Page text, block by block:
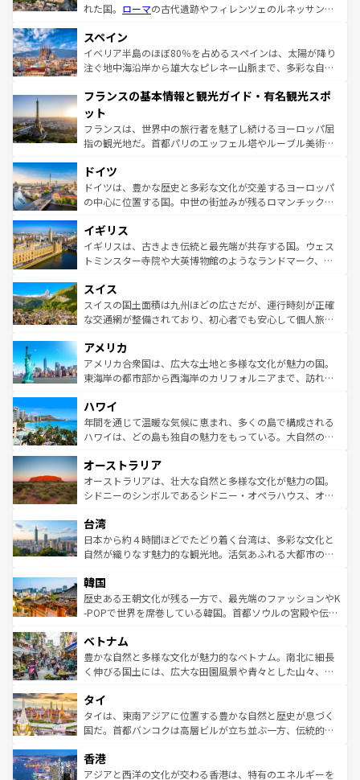
れた国。 ローマの古代遺跡やフィレンツェのルネッサンス
ろん、トスカーナの美しい田園風景やアマルフィ海岸の絶
景など、自然景観も見逃せない。観光の合間には、本場の
ピザやパスタなど、絶品のイタリア料理を堪能することも
ませてくれるイタリアで、忘れられない旅をしてみよう！
なお、新着のイタリア情報は
しい。
スペイン
イベリア半島のほぼ80％を占めるスペインは、太陽が降り
注ぐ地中海沿岸から雄大なピレネー山脈まで、多彩な自然
文化が根付くこの国では、情熱的なフラメンコ、熱気あふ
れる闘牛、そして美味しいタパスが生活の一部となってい
る。首都マドリードの洗練された雰囲気や、バルセロナの
アートに溢れた街角から、地方では古代ローマ遺跡や中世
せる。地方によって風土や気候が異なるスペインはその個
性で訪れる人を魅了する。 なお、新着のスペイン情報は コ
ンテンツ一覧を参照してほしい。
フランスの基本情報と観光ガイド・有名観光スポ
ット
フランスは、世界中の旅行者を魅了し続けるヨーロッパ屈
指の観光地だ。首都パリのエッフェル塔やルーブル美術館
で、幅広い魅力が詰まっている。華麗な宮殿、歴史的な大
聖堂、美しいビーチ、そして豊かな自然が、訪れる者を心
から魅了する。また、フランスは美食の国としても知ら
いる。シャンパンの発祥地であるランス、プロヴァンスの
香り高いラベンダー畑など、多彩な楽しみ方が可能だ。さ
らに、パリ以外の地域にも魅力が溢れており、どの街角に
れる地方に足を運ぶとそれぞれで全く異なる文化を体験で
きるだろう。 なお、新着のフランス情報はコンテンツ一覧
を参照してほしい。
ドイツ
ドイツは、豊かな歴史と多彩な文化が交差するヨーロッパ
の中心に位置する国。中世の街並みが残るロマンチック街
顔を持つこの国は、どこを歩いても飽きることがない。ベ
ルリンの文化的活気、バイエルン州のアルプスの絶景、そ
してライン川沿いのワイン畑といった風景は必見。ビール
は、お酒好きな人にはぜひ体験してほしい。 なお、新着の
ドイツ情報はコンテンツ一覧を参照してほしい。
イギリス
イギリスは、古きよき伝統と最先端が共存する国。ウェス
トミンスター寺院や大英博物館のようなランドマーク、歴
リアごとに異なる魅力がある。また、優雅なアフタヌーン
ティー、ビール好きにはたまらない英国パブ、サッカー観
戦など、本場だからこそできる体験も豊富。イギリスを旅
ンツ一覧を参照してほしい。
スイス
スイスの国土面積は九州ほどの広さだが、運行時刻が正確
な交通網が整備されており、初心者でも安心して個人旅行
の建物がそのまま残る町や、スイスならではのユニークな
博物館もあり、アルプス観光だけでなく町歩きも満喫する
ことができる。国民の所得が高いため物価も高いが、旅行
ば市内交通費無料で観光を楽しむこともできる。 なお、新
着のスイス情報はコンテンツ一覧 を参照してほしい。
アメリカ
アメリカ合衆国は、広大な土地と多様な文化が魅力の国。
東海岸の都市部から西海岸のカリフォルニアまで、訪れる
のような巨大都市は、観光、ショッピング、エンターテイ
ンメントが詰まった刺激的なスポットだ。一方、アメリカ
西部には大自然が広がり、グランドキャニオンやイエロー
部のニューオーリンズでは、音楽と美食が融合した独特の
文化が魅力。旅行者はアメリカの各地域で異なる魅力を楽
しみながら、その多様性と豊かな歴史を感じることができ
ならではの贅沢な旅のスタイルだ。 なお、新着のアメリカ
情報はコンテンツ一覧を参照してほしい。
ハワイ
年間を通じて温暖な気候に恵まれ、多くの島で構成される
ハワイは、どの島も独自の魅力をもっている。大自然の神
ワイ島は見逃せない。また、定番の観光地といえばオアフ
島だが、静かな自然を求めるならマウイ島やカウアイ島が
おすすめ。エメラルドグリーンに輝く海をはじめ、豊かな
れるおもてなしの心で訪れる人々を迎えてくれるハワイの
人々、おいしいローカルフードやハワイアンミュージッ
ク、伝統的なフラダンスなど、すべてがハワイの魅力を彩
ワイを、存分に味わってほしい。 なお、新着のハワイ情報
はコンテンツ一覧を参照してほしい。
オーストラリア
オーストラリアは、壮大な自然と多様な文化が魅力の国。
シドニーのシンボルであるシドニー・オペラハウス、オー
リアリーフや大陸中央部にそびえるウルル（エアーズロッ
ク）、タスマニアの美しい原生林やケアンズの熱帯雨林な
ど、見どころがたくさん。また、カフェやワイン、オージ
いる。アクティビティも充実しており、サーフィンやダイ
ビング、ハイキングなど、アウトドア好きにはたまらな
い。オーストラリアの多彩な魅力を存分に味わいつくそ
参照してほしい。
台湾
日本から約４時間ほどでたどり着く台湾は、多彩な文化と
自然が織りなす魅力的な観光地。活気あふれる大都市の台
ン）、静ひつな山岳地帯である台湾東部など、都市の喧騒
と山間の静けさが共存しており、訪れる人に新しい発見と
驚きをもたらしてくれる。また、奥深い台湾の食文化も魅
容にもいいと評判のスイーツなど、バラエティ豊かな料理
が味わえる。 なお、新着の台湾情報は コンテンツ一覧を参
照してほしい。
韓国
歴史ある王朝文化が残る一方で、最先端のファッションやK
-POPで世界を席巻している韓国。首都ソウルの宮殿や伝統
き、地方に足を延ばせば四季折々の自然美を楽しむことが
できる。そして、キムチや焼肉、絶品のストリートフード
まで、さまざまな韓国料理が待っている。夜には、韓国な
リティに包まれながら、韓国の多彩な魅力を心ゆくまで味
わってみてほしい。 なお、新着の韓国情報はコンテンツ一
覧を参照してほしい。
ベトナム
豊かな自然と多様な文化が魅力的なベトナム。南北に細長
く伸びる国土には、広大な田園風景や青々とした山々、世
急速な発展と共に伝統が息づく。ハノイの古い町並みやホ
ーチミン市のフランス統治時代の建物も、独特の雰囲気を
醸し出している。また、バラエティの豊かさとおいしさで
とつ。フォーやバインミー、ベトナムコーヒーなどは、ぜ
ひ現地で味わいたい。どの地域を訪れてもあたたかい人々
タイ
タイは、東南アジアに位置する豊かな自然と歴史が息づく
国だ。首都バンコクは高層ビルが立ち並ぶ一方、伝統的な
の活気が交差している。北部ではチェンマイなどの山岳地
帯で自然と触れ合い、南部ではプーケットやクラビの美し
香港
アジアと西洋の文化が交わる香港は、特有のエネルギーを